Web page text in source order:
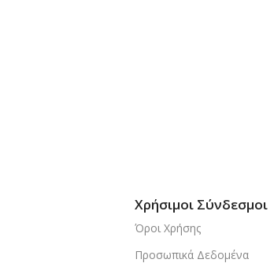
Χρήσιμοι Σύνδεσμοι
Όροι Χρήσης
Προσωπικά Δεδομένα